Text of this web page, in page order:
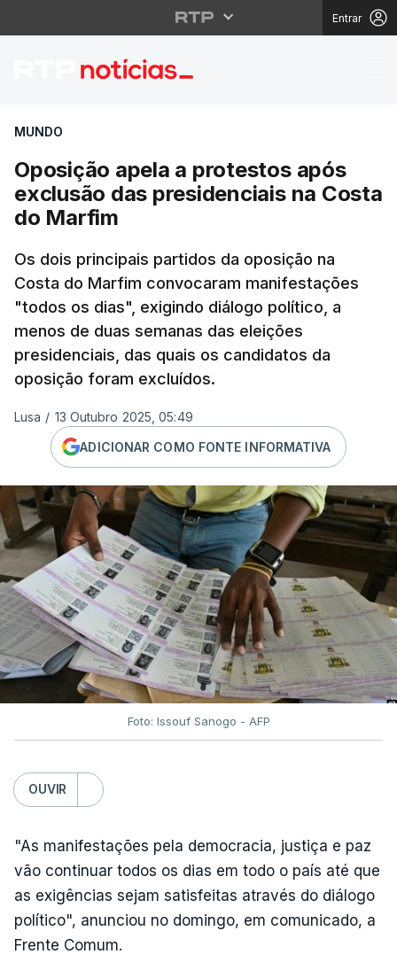
Entrar
Oposição apela a
MUNDO
Oposição apela a protestos após
exclusão das presidenciais na Costa
do Marfim
Os dois principais partidos da oposição na
Costa do Marfim convocaram manifestações
"todos os dias", exigindo diálogo político, a
menos de duas semanas das eleições
presidenciais, das quais os candidatos da
oposição foram excluídos.
Lusa / 13 Outubro 2025, 05:49
ADICIONAR COMO FONTE INFORMATIVA
Foto: Issouf Sanogo - AFP
OUVIR
"As manifestações pela democracia, justiça e paz
vão continuar todos os dias em todo o país até que
as exigências sejam satisfeitas através do diálogo
político", anunciou no domingo, em comunicado, a
Frente Comum.